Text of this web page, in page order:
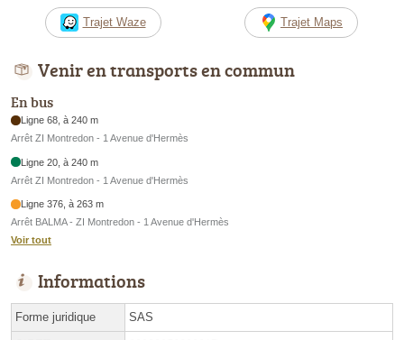
Trajet Waze Trajet Maps
Venir en transports en commun
En bus
Ligne 68, à 240 m
Arrêt ZI Montredon - 1 Avenue d'Hermès
Ligne 20, à 240 m
Arrêt ZI Montredon - 1 Avenue d'Hermès
Ligne 376, à 263 m
Arrêt BALMA - ZI Montredon - 1 Avenue d'Hermès
Voir tout
Informations
Forme juridique SAS